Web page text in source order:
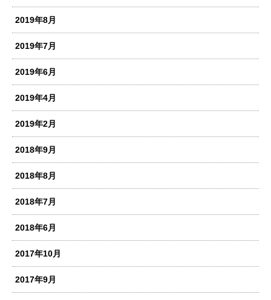
2019年8月
2019年7月
2019年6月
2019年4月
2019年2月
2018年9月
2018年8月
2018年7月
2018年6月
2017年10月
2017年9月